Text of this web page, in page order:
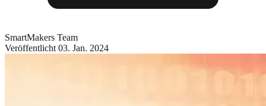
SmartMakers Team
Veröffentlicht 03. Jan. 2024